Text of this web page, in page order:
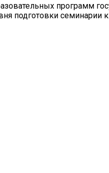
программ
подготовки